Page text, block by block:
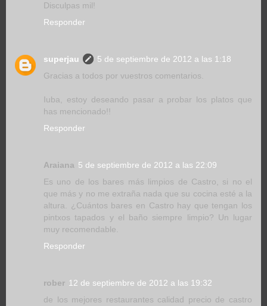
Disculpas mil!
Responder
superjau
5 de septiembre de 2012 a las 1:18
Gracias a todos por vuestros comentarios.
Iuba, estoy deseando pasar a probar los platos que
has mencionado!!
Responder
Araiana 5 de septiembre de 2012 a las 22:09
Es uno de los bares más limpios de Castro, si no el
que más y no me extraña nada que su cocina esté a la
altura. ¿Cuántos bares en Castro hay que tengan los
pintxos tapados y el baño siempre limpio? Un lugar
muy recomendable.
Responder
rober 12 de septiembre de 2012 a las 19:32
de los mejores restaurantes calidad precio de castro